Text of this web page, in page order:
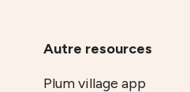
Autre resources
Plum village app